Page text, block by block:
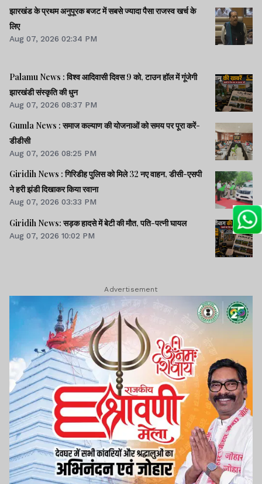
झारखंड के प्रथम अनुपूरक बजट में सबसे ज्यादा पैसा राजस्व खर्च के
लिए
Aug 07, 2026 02:34 PM
Palamu News : विश्व आदिवासी दिवस 9 को, टाउन हॉल में गूंजेगी
झारखंडी संस्कृति की धुन
Aug 07, 2026 08:37 PM
Gumla News : समाज कल्याण की योजनाओं को समय पर पूरा करें-
डीडीसी
Aug 07, 2026 08:25 PM
Giridih News : गिरिडीह पुलिस को मिले 32 नए वाहन, डीसी-एसपी
ने हरी झंडी दिखाकर किया रवाना
Aug 07, 2026 03:33 PM
Giridih News: सड़क हादसे में बेटी की मौत, पति-पत्नी घायल
Aug 07, 2026 10:02 PM
Advertisement